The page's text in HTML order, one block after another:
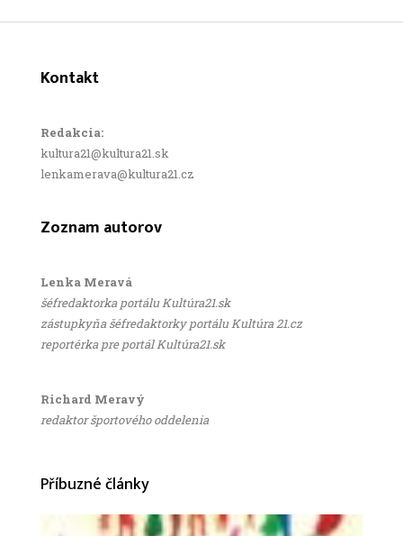
Kontakt
Redakcia:
kultura21@kultura21.sk
lenkamerava@kultura21.cz
Zoznam autorov
Lenka Meravá
šéfredaktorka portálu Kultúra21.sk
zástupkyňa šéfredaktorky portálu Kultúra 21.cz
reportérka pre portál Kultúra21.sk
Richard Meravý
redaktor športového oddelenia
Příbuzné články